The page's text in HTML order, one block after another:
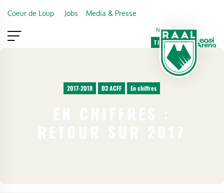
Coeur de Loup Jobs Media & Presse
Newsletter
TICKETING
VIP
FAN SHOP
2017-2018 D3 ACFF En chiffres